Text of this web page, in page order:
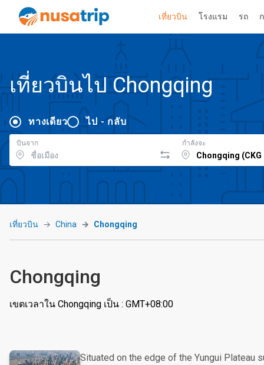
เที่ยวบิน โรงแรม รถ
เที่ยวบินไป Chongqing
ทางเดียว ไป - กลับ
บินจาก กำลังจะ
เที่ยวบิน China Chongqing
Chongqing
เขตเวลาใน Chongqing เป็น : GMT+08:00
Situated on the edge of the Yungui Plateau